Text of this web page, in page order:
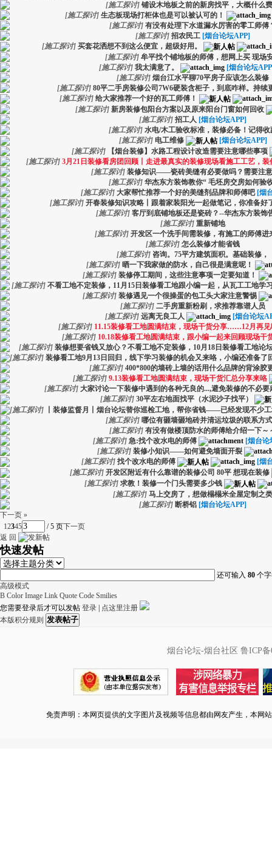
[施工探讨] 铺设木地板之前的新房找平，大概什么
[施工探讨] 生态板现场打柜体也是可以被认可的！
[施工探讨] 有没有处理下水道漏水厉害的零工师傅
[施工探讨] 招农民工 [烟台论坛APP]
[施工探讨] 买套花洒想不到这么便宜，超级好用。
[施工探讨] 牟平找个铺地板的师傅，想网上买 现场
[施工探讨] 我太满意了。
[烟台论坛
[施工探讨] 烟台江水平聊70平房子应该怎么装修
[施工探讨] 80平二手房装修公司7W6硬装含柜子，到底咋样。持续
[施工探讨] 给大家推荐一个好的瓦工师傅！
[施工探讨] 新房装修包阳台方案以及原来阳台门窗如何回收
[施工探讨] 招工人 [烟台论坛APP]
[施工探讨] 水电/木工验收标准，装修必备！记得收
[施工探讨] 电工维修
[烟台论坛APP]
[施工探讨]
【烟台装修】水路工程设计改造需要注意哪些事项
[施工探讨] 3月21日装修看房团回顾丨走进最真实的装修现场看施工工艺，装
[施工探讨] 装修知识——瓷砖美缝有必要做吗？需要注
[施工探讨] 华杰东方装饰教你“ 毛坯房交房如何验
[施工探讨] 大家帮忙推荐一个好的美缝剂品牌和师傅吧 [烟
[施工探讨] 开春装修知识攻略丨跟着家装阳光一起做笔记，你准备好
[施工探讨] 客厅到底铺地板还是瓷砖？--华杰东方装饰
[施工探讨] 重新铺地
[施工探讨] 开发区一个洗手间需装修，有施工的师傅进
[施工探讨] 怎么装修才能省钱
[施工探讨] 咨询。75平方建筑面积。基础装修，
[施工探讨] 晒一下我家做的防水，自己很是满意呢！
[施工探讨] 装修停工期间，这些注意事项一定要知道！
[施工探讨] 不看工地不定装修，11月15日装修看工地跟小编一起，从瓦工工地学
[施工探讨] 装修遇见一个很操蛋的包工头大家注意警惕
[施工探讨] 二手房重新粉刷，求推荐靠谱人员
[施工探讨] 远离无良工人
[烟台论坛
[施工探讨] 11.15装修看工地圆满结束，现场干货分享……12月再见
[施工探讨] 10.18装修看工地圆满结束，跟小编一起来回顾现场干
[施工探讨] 装修想要省钱又放心？不看工地不定装修，10月18日装修看工地论
[施工探讨] 装修看工地9月13日回归，线下学习装修的机会又来咯，小编还准备了
[施工探讨] 400*800的墙砖上墙的话用什么品牌的背涂胶
[施工探讨] 9.13装修看工地圆满结束，现场干货汇总分享来咯
[施工探讨] 大家讨论一下装修中遇到的各种无良的...,避免装修的不必要
[施工探讨] 30平左右地面找平（水泥沙子找平）
[施工探讨]
丨装修监督月丨烟台论坛替你巡检工地，帮你省钱——已经发现不少
[施工探讨] 哪位有砸墙砸地砖并清运垃圾的联系方
[施工探讨] 有没有做楼顶防水的师傅给介绍一下～
[施工探讨] 急:找个改水电的师傅
[烟台论
[施工探讨] 装修小知识——如何避免墙面开裂
[施工探讨] 找个改水电的师傅
[烟
[施工探讨] 开发区附近有什么靠谱的装修公司 80平 想现在装修
[施工探讨] 求教！装修一个门头需要多少钱
[施工探讨] 马上交房了，想做榻榻米全屋定制之类
[施工探讨] 断桥铝 [烟台论坛APP]
下一页 »
12345 / 5 页下一页
返 回
快速发帖
还可输入 80 个
高级模式
B Color Image Link Quote Code Smilies
您需要登录后才可以发帖 登录
点这里注册
本版积分规则 发表帖子
烟台论坛-烟台社区 鲁ICP备
免责声明：本网页提供的文字图片及视频等信息都由网友产生，本网